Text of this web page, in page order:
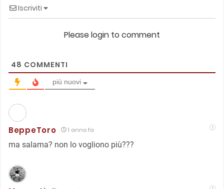
Iscriviti
Please login to comment
48 COMMENTI
più nuovi
BeppeToro 1 anno fa
ma salama? non lo vogliono più???